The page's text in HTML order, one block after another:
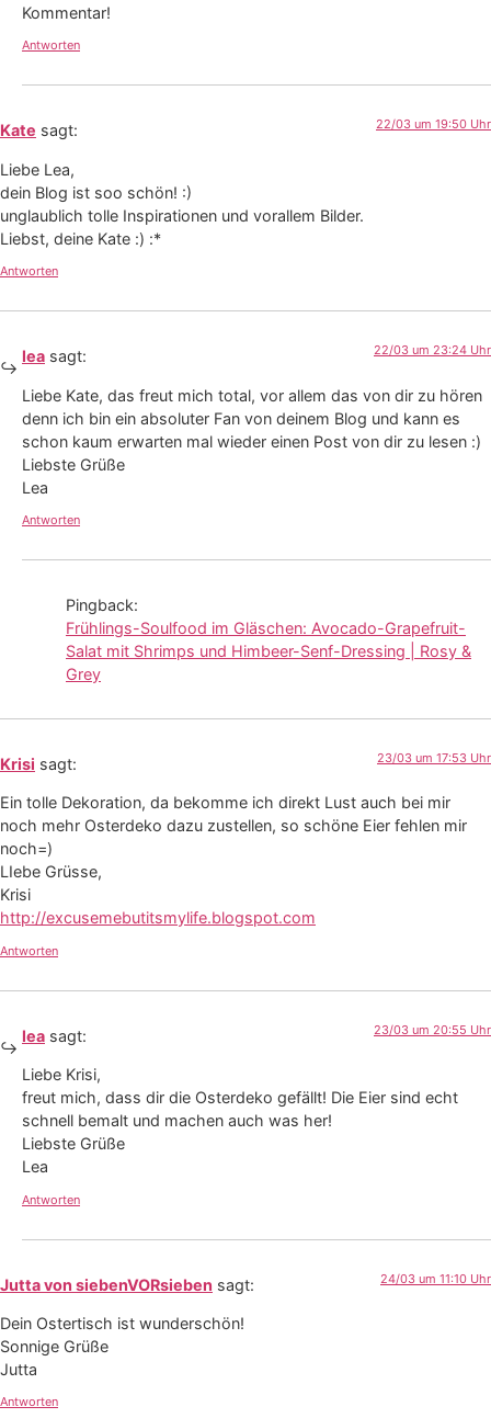
Kommentar!
Antworten
Kate sagt: 22/03 um 19:50 Uhr
Liebe Lea,
dein Blog ist soo schön! :)
unglaublich tolle Inspirationen und vorallem Bilder.
Liebst, deine Kate :) :*
Antworten
lea sagt: 22/03 um 23:24 Uhr
Liebe Kate, das freut mich total, vor allem das von dir zu hören
denn ich bin ein absoluter Fan von deinem Blog und kann es
schon kaum erwarten mal wieder einen Post von dir zu lesen :)
Liebste Grüße
Lea
Antworten
Pingback:
Frühlings-Soulfood im Gläschen: Avocado-Grapefruit-
Salat mit Shrimps und Himbeer-Senf-Dressing | Rosy &
Grey
Krisi sagt: 23/03 um 17:53 Uhr
Ein tolle Dekoration, da bekomme ich direkt Lust auch bei mir
noch mehr Osterdeko dazu zustellen, so schöne Eier fehlen mir
noch=)
LIebe Grüsse,
Krisi
http://excusemebutitsmylife.blogspot.com
Antworten
lea sagt: 23/03 um 20:55 Uhr
Liebe Krisi,
freut mich, dass dir die Osterdeko gefällt! Die Eier sind echt
schnell bemalt und machen auch was her!
Liebste Grüße
Lea
Antworten
Jutta von siebenVORsieben sagt: 24/03 um 11:10 Uhr
Dein Ostertisch ist wunderschön!
Sonnige Grüße
Jutta
Antworten